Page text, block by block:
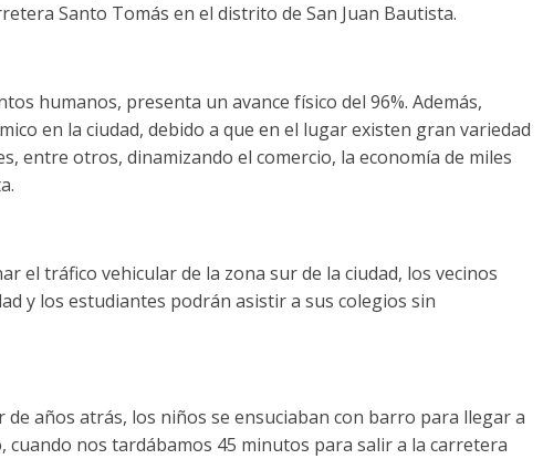
Santo Tomás en el distrito de San Juan Bautista.
humanos, presenta un avance físico del 96%. Además,
en la ciudad, debido a que en el lugar existen gran variedad
entre otros, dinamizando el comercio, la economía de miles
el tráfico vehicular de la zona sur de la ciudad, los vecinos
y los estudiantes podrán asistir a sus colegios sin
de años atrás, los niños se ensuciaban con barro para llegar a
nos tardábamos 45 minutos para salir a la carretera